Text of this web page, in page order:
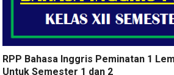
RPP Bahasa Inggris Peminatan 1
Untuk Semester 1 dan 2